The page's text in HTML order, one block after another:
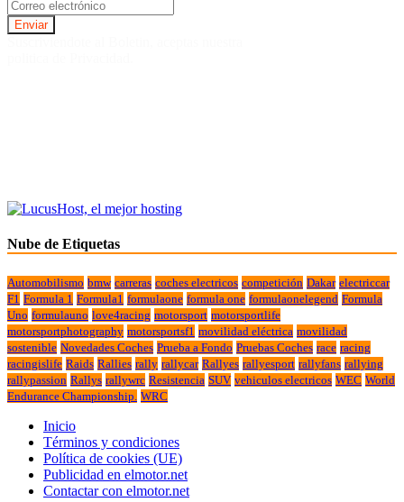
Nube de Etiquetas
Automobilismo bmw carreras coches electricos competición Dakar electriccar
F1 Formula 1 Formula1 formulaone formula one formulaonelegend Formula
Uno formulauno love4racing motorsport motorsportlife
motorsportphotography motorsportsf1 movilidad eléctrica movilidad
sostenible Novedades Coches Prueba a Fondo Pruebas Coches race racing
racingislife Raids Rallies rally rallycar Rallyes rallyesport rallyfans rallying
rallypassion Rallys rallywrc Resistencia SUV vehiculos electricos WEC World
Endurance Championship. WRC
Inicio
Términos y condiciones
Política de cookies (UE)
Publicidad en elmotor.net
Contactar con elmotor.net